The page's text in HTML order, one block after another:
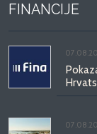
FINANCIJE